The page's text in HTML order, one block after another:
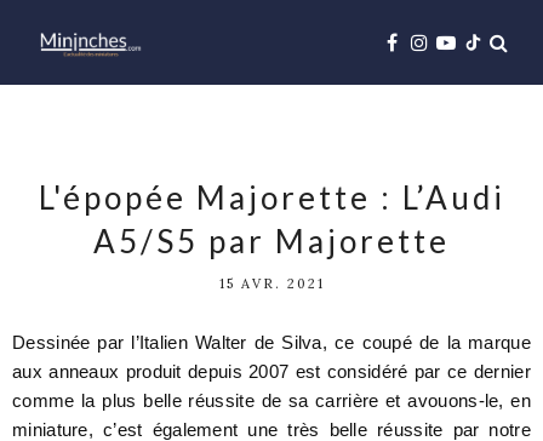
L'épopée Majorette : L’Audi
A5/S5 par Majorette
15 AVR. 2021
Dessinée par l’Italien Walter de Silva, ce coupé de la marque
aux anneaux produit depuis 2007 est considéré par ce dernier
comme la plus belle réussite de sa carrière et avouons-le, en
miniature, c’est également une très belle réussite par notre